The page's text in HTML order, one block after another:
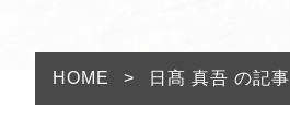
HOME > 日髙 真吾 の記事